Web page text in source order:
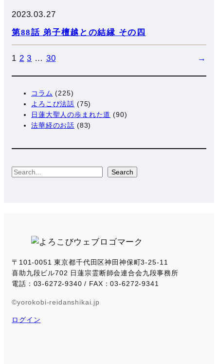
2023.03.27
第88話 弟子檀越との結縁 その四
1 2 3 … 30 →
コラム (225)
よろこび法話 (75)
日蓮大聖人の歩まれた道 (90)
法華経のお話 (83)
S
Search
〒101-0051 東京都千代田区神田神保町3-25-11
喜助九段ビル702 日蓮宗霊断師会連合会九段事務所
電話：03-6272-9340 / FAX：03-6272-9341
©yorokobi-reidanshikai.jp
ログイン